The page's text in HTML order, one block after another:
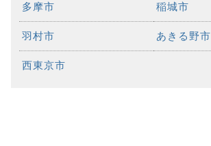
多摩市 稲城市
羽村市 あきる野市
西東京市